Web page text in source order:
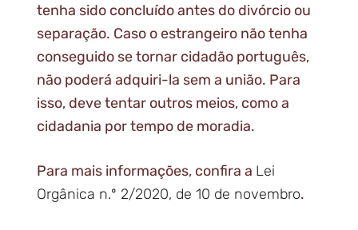
tenha sido concluído antes do divórcio ou
separação. Caso o estrangeiro não tenha
conseguido se tornar cidadão português,
não poderá adquiri-la sem a união. Para
isso, deve tentar outros meios, como a
cidadania por tempo de moradia.
Para mais informações, confira a Lei
Orgânica n.º 2/2020, de 10 de novembro.